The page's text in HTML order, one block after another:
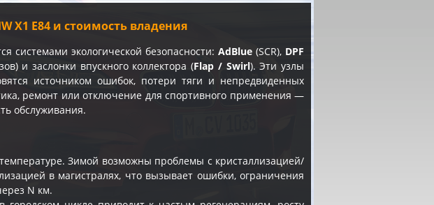
X1 E84 и стоимость владения
экологической безопасности: AdBlue (SCR), DPF
и заслонки впускного коллектора (Flap / Swirl). Эти узлы
источником ошибок, потери тяги и непредвиденных
ремонт или отключение для спортивного применения —
обслуживания.
температуре. Зимой возможны проблемы с кристаллизацией/
в магистралях, что вызывает ошибки, ограничения
N км.